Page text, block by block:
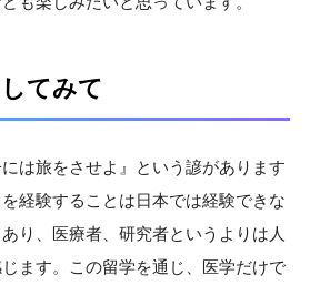
てみて
は旅をさせよ』という諺があります
経験することは日本では経験できな
り、医療者、研究者というよりは人
ます。この留学を通じ、医学だけで